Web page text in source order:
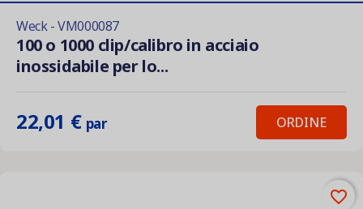
Weck - VM000087
100 o 1000 clip/calibro in acciaio
inossidabile per lo...
22,01 € par ORDINE
favorite_border